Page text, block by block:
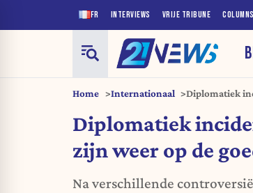
FR INTERVIEWS VRIJE TRIBUNE COLUMNS
Home Internationaal
Diplomatiek
Diplomatiek
zijn weer op de
Na verschillende